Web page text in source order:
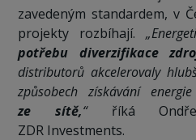
zavedeným standardem, v
projekty rozbíhají.
potřebu diverzifikace
distributorů akcelerovaly
způsobech získávání energie
ze sítě,“říká Ondřej
ZDR Investments.